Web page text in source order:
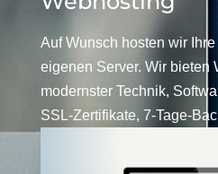
Auf Wunsch hosten wir Ihre
eigenen Server. Wir bieten
modernster Technik,
SSL-Zertifikate, 7-Tage-